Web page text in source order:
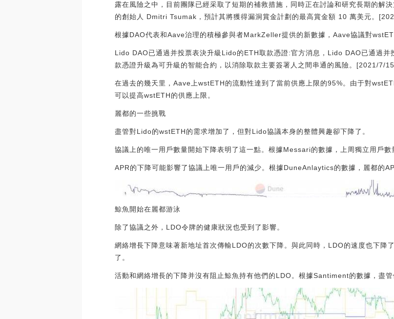
露在風險之中，目前團隊已經采取了短期的補救措施，同時正在討論和研究長期的解
的創始人 Dmitri Tsumak，預計其將獲得漏洞賞金計劃的最高賞金額 10 萬美元。
根據DAO代表和Aave治理的積極參與者MarkZeller提供的新數據，Aave協議對
Lido DAO已通過并投票表決升級Lido的ETH取款憑證:官方消息，Lido DAO已通過并
款憑證升級為可升級的智能合約，以消除取款主要簽署人之間串通的風險。[2021/7/
在過去的幾天里，Aave上wstETH的流動性達到了當前供應上限的95%。由于對
可以提高wstETH的供應上限。
麗都的一些挑戰
盡管對Lido的wstETH的需求增加了，但對Lido協議本身的整體興趣卻下降了。
協議上的唯一用戶數量開始下降表明了這一點。根據Messari的數據，上周獨立用戶數
APR的下降可能影響了協議上唯一用戶的減少。根據DuneAnlaytics的數據，麗都的
鯨魚開始在麗都游泳
除了協議之外，LDO令牌的健康狀況也受到了影響。
網絡增長下降意味著新地址首次傳輸LDO的次數下降。與此同時，LDO的速度也下降
了。
活動和網絡增長的下降并沒有阻止鯨魚持有他們的LDO。根據Santiment的數據，盡管